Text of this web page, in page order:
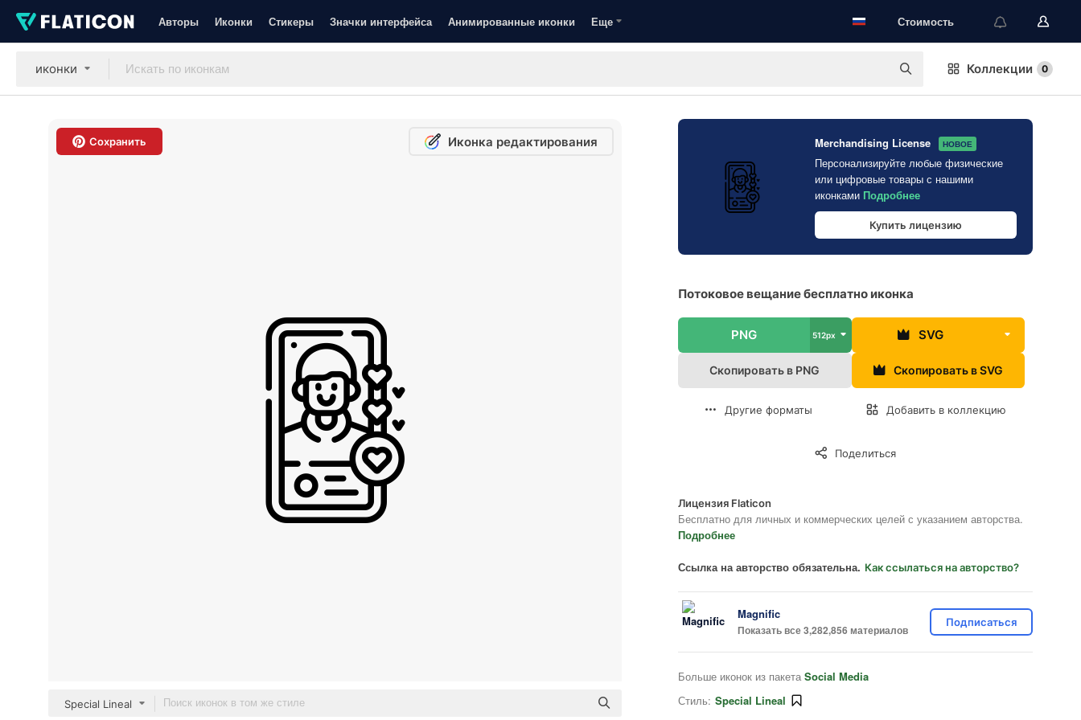
Авторы Иконки Стикеры Значки интерфейса Анимированные иконки Еще Стоимость
иконки Коллекции 0
Сохранить Иконка редактирования
Special Lineal
Merchandising License НОВОЕ
Персонализируйте любые физические
или цифровые товары с нашими
иконками Подробнее
Купить лицензию
Потоковое вещание бесплатно иконка
PNG 512px SVG
Скопировать в PNG Скопировать в SVG
Другие форматы Добавить в коллекцию
Поделиться
Лицензия Flaticon
Бесплатно для личных и коммерческих целей с указанием авторства.
Подробнее
Ссылка на авторство обязательна. Как ссылаться на авторство?
Magnific
Показать все 3,282,856 материалов
Подписаться
Больше иконок из пакета Social Media
Стиль: Special Lineal